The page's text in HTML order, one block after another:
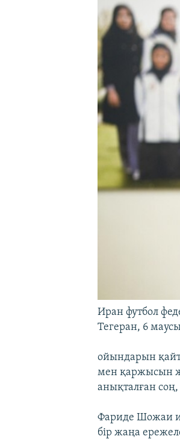
Иран футбол
Тегеран, 6
ойындарын
мен қаржысын
анықталған соң,
Фариде Шожаи
бір жаңа